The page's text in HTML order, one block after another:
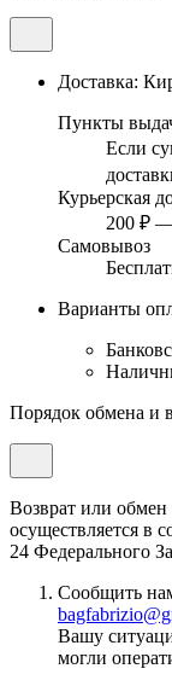
Доставка:
Пункты
Если
Курьерская
200 ₽
Самовывоз
Варианты
Порядок обмена и
Возврат или обмен
осуществляется в
24 Федерального
Сообщить
Вашу
могли